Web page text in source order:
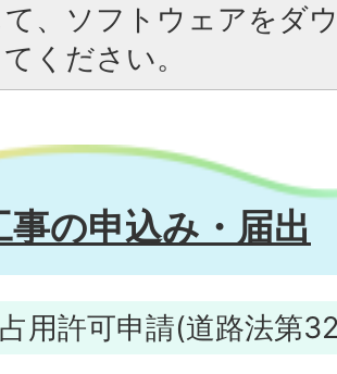
て、ソフトウェアをダ
ください。
事の申込み・届出
用許可申請(道路法第